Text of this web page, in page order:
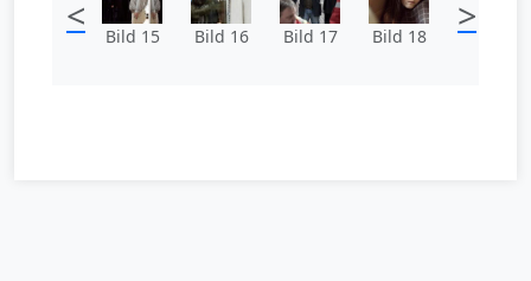
< Bild 15 Bild 16 Bild 17 Bild 18 >